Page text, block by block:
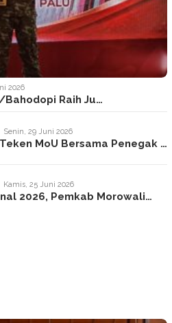
2026
Bahodopi Raih Ju…
Senin, 29 Juni 2026
MoU Bersama Penegak …
Kamis, 25 Juni 2026
2026, Pemkab Morowali…